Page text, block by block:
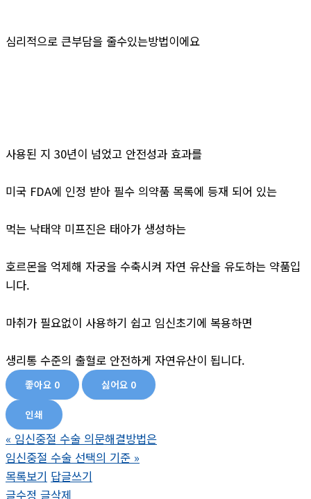
심리적으로 큰부담을 줄수있는방법이에요
사용된 지 30년이 넘었고 안전성과 효과를
미국 FDA에 인정 받아 필수 의약품 목록에 등재 되어 있는
먹는 낙태약 미프진은 태아가 생성하는
호르몬을 억제해 자궁을 수축시켜 자연 유산을 유도하는 약품입
니다.
마취가 필요없이 사용하기 쉽고 임신초기에 복용하면
생리통 수준의 출혈로 안전하게 자연유산이 됩니다.
좋아요 0 싫어요 0
인쇄
« 임신중절 수술 의문해결방법은
임신중절 수술 선택의 기준 »
목록보기 답글쓰기
글수정 글삭제